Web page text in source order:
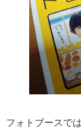
フォトブースで